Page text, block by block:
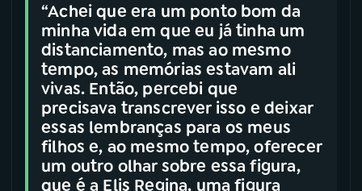
“Achei que era um ponto bom da
minha vida em que eu já tinha um
distanciamento, mas ao mesmo
tempo, as memórias estavam ali
vivas. Então, percebi que
precisava transcrever isso e deixar
essas lembranças para os meus
filhos e, ao mesmo tempo, oferecer
um outro olhar sobre essa figura,
que é a Elis Regina, uma figura